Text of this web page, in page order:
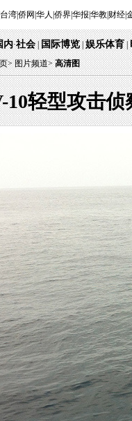
台湾|侨网 华人 侨界|华报 华教| 财经|
内·社会|国际博览|娱乐体育|
>图片频道> 高清图
轻型攻击侦